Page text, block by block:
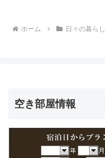
ホーム 日々の暮らし
空き部屋情報